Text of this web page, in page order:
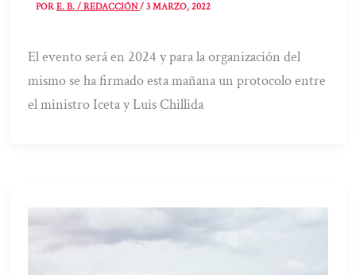
PORE. B. / REDACCIÓN/3 MARZO, 2022
El evento será en 2024 y para la organización del
mismo se ha firmado esta mañana un protocolo entre
el ministro Iceta y Luis Chillida